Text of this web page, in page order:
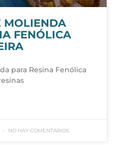
MOLIENDA
FENÓLICA
para Resina Fenólica
NO HAY COMENTARIOS